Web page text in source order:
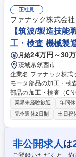
状況の管理・対応 【
上司のサポートのもと
ー検討など、専門性を高めていけ
歓迎/ソフトウェア品
正社員
ファナック株式会社
【筑波/製造技能
工・検査 機械製
月給24万円～30
茨城県筑西市
企業名 ファナック株式会社 求人名 【筑波/製造技能職】機械
モータ部品の加工・検査 仕事の内容 機械部品加工や検査、サーボモ
部品の加工・検査（
クの最新技術に触れな
得られるポジションです。 【業務詳細】適性に応じ、機械部品の
は検査を担当いただき
程・納期管理、合理化
Tを中心に段階的なサ
きます。世界最先端の
業界未経験歓迎 年間
完全週休2日制
土日祝
非公開求人 は
ご登録いただくと、約